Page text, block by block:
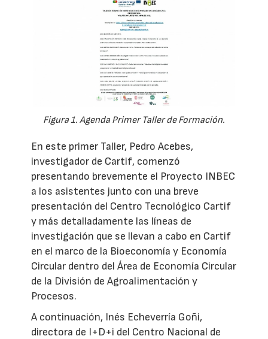
Figura 1. Agenda Primer Taller de Formación.
En este primer Taller, Pedro Acebes,
investigador de Cartif, comenzó
presentando brevemente el Proyecto INBEC
a los asistentes junto con una breve
presentación del Centro Tecnológico Cartif
y más detalladamente las líneas de
investigación que se llevan a cabo en Cartif
en el marco de la Bioeconomía y Economía
Circular dentro del Área de Economía Circular
de la División de Agroalimentación y
Procesos.
A continuación, Inés Echeverría Goñi,
directora de I+D+i del Centro Nacional de